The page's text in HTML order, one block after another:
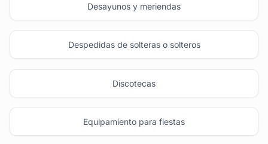
Desayunos y meriendas
Despedidas de solteras o solteros
Discotecas
Equipamiento para fiestas